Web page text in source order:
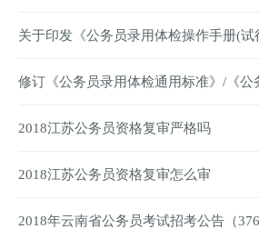
关于印发《公务员录用体检操作手册(试
修订内容的通知
修订《公务员录用体检通用标准》/《公
体检操作手册》
2018江苏公务员资格复审严格吗
2018江苏公务员资格复审怎么审
2018年云南省公务员考试招考公告（